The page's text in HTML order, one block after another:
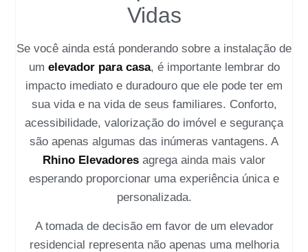
Vidas
Se você ainda está ponderando sobre a instalação de
um elevador para casa, é importante lembrar do
impacto imediato e duradouro que ele pode ter em
sua vida e na vida de seus familiares. Conforto,
acessibilidade, valorização do imóvel e segurança
são apenas algumas das inúmeras vantagens. A
Rhino Elevadores agrega ainda mais valor
esperando proporcionar uma experiência única e
personalizada.
A tomada de decisão em favor de um elevador
residencial representa não apenas uma melhoria